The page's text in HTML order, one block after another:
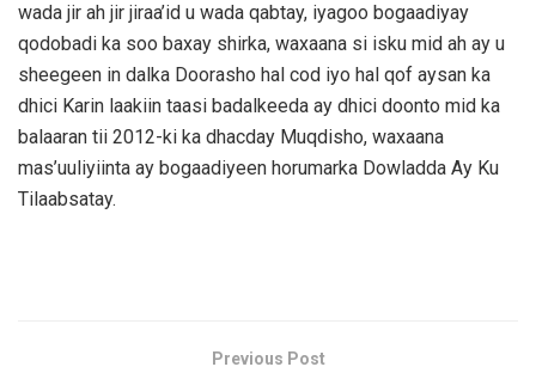
wada jir ah jir jiraa’id u wada qabtay, iyagoo bogaadiyay
qodobadi ka soo baxay shirka, waxaana si isku mid ah ay u
sheegeen in dalka Doorasho hal cod iyo hal qof aysan ka
dhici Karin laakiin taasi badalkeeda ay dhici doonto mid ka
balaaran tii 2012-ki ka dhacday Muqdisho, waxaana
mas’uuliyiinta ay bogaadiyeen horumarka Dowladda Ay Ku
Tilaabsatay.
Previous Post